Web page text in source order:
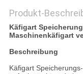
Produkt-
Käfigart
Maschinenkäfigart
Beschreibung
Käfigart